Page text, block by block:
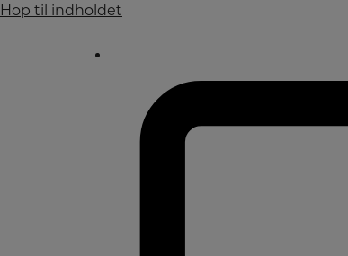
Hop til indholdet